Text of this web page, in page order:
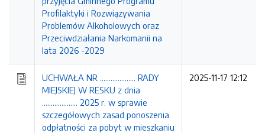
Profilaktyki i Rozwiązywania
Problemów Alkoholowych oraz
Przeciwdziałania Narkomanii na
lata 2026 -2029
UCHWAŁA NR .................... RADY
MIEJSKIEJ W RESKU z dnia
.................... 2025 r. w sprawie
szczegółowych zasad ponoszenia
odpłatności za pobyt w mieszkaniu
2025-11-17 12:12